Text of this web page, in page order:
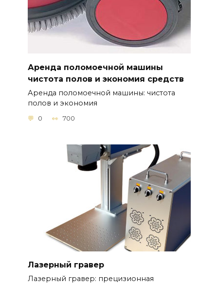
Аренда поломоечной машины
чистота полов и экономия средств
Аренда поломоечной машины: чистота
полов и экономия
0 700
Лазерный гравер
Лазерный гравер: прецизионная